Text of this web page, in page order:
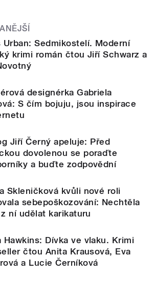
Urban: Sedmikostelí. Moderní
krimi román čtou Jiří Schwarz a
designérka Gabriela
S čím bojuju, jsou inspirace
Jiří Černý apeluje: Před
dovolenou se poraďte
a buďte zodpovědní
Skleničková kvůli nové roli
sebepoškozování: Nechtěla
ní udělat karikaturu
Hawkins: Dívka ve vlaku. Krimi
čtou Anita Krausová, Eva
a Lucie Černíková